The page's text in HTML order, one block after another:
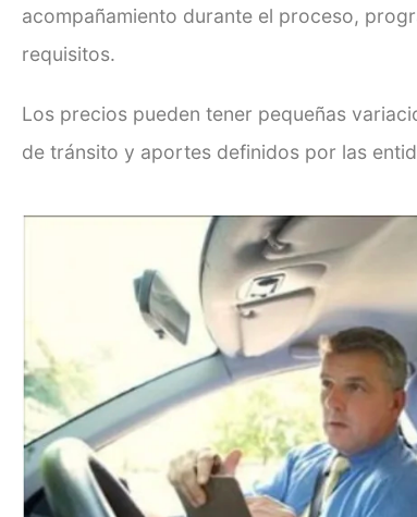
acompañamiento durante el proceso,
requisitos.
Los precios pueden tener pequeñas
de tránsito y aportes definidos por las